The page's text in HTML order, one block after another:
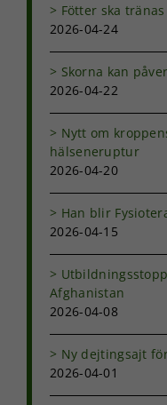
Fötter ska
2026-04-24
Skorna kan
2026-04-22
Nytt om
hälseneruptur
2026-04-20
Han blir
2026-04-15
Afghanistan
2026-04-08
Ny dejtingsajt
2026-04-01